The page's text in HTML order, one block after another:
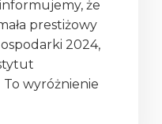
że
prestiżowy
2024,
wyróżnienie